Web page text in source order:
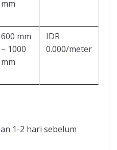
mm
600 mm
– 1000
mm
IDR
0.000/meter
1-2 hari sebelum